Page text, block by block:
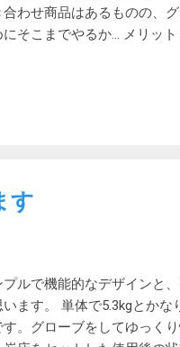
わせ商品はあるものの、
そこまでやるか… メリッ
トにするというのもわか
様 ［アメニティドーム フ
ステルタフタPU加工、
ラで税込み18,144円で、
ード払いで1.5%マイルバ
たり前にグランドシートだ
す
ルで機能的なデザインと
ます。 単体で5.3kgとかな
。グローブをしてゆっくり